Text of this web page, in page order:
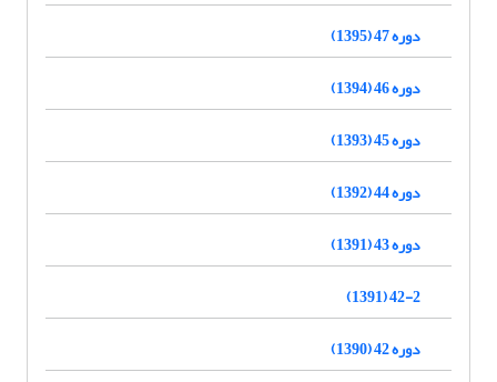
دوره 47 (1395)
دوره 46 (1394)
دوره 45 (1393)
دوره 44 (1392)
دوره 43 (1391)
42-2 (1391)
دوره 42 (1390)